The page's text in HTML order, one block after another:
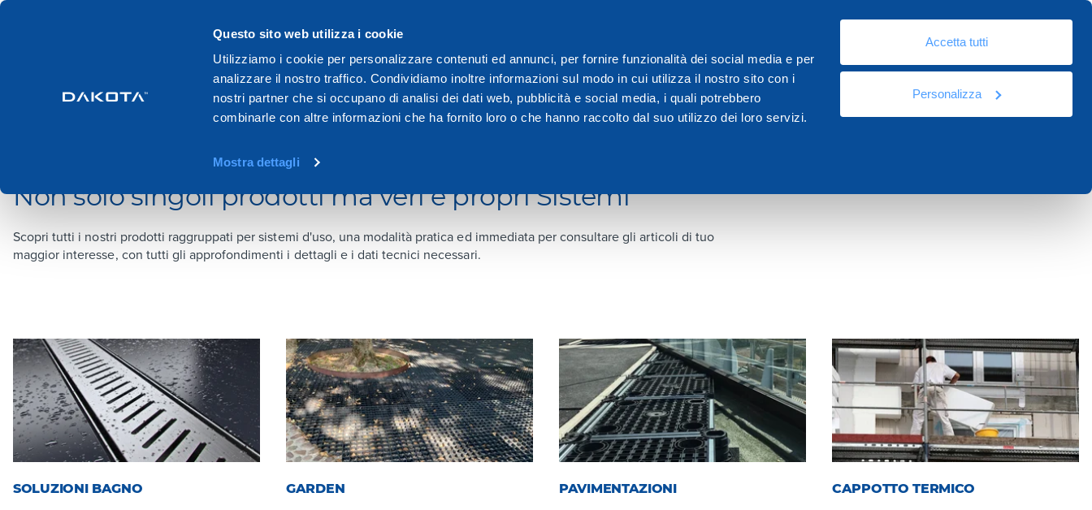
Questo sito web utilizza i cookie
Utilizziamo i cookie per personalizzare contenuti ed annunci, per fornire funzionalità dei social media e per
analizzare il nostro traffico. Condividiamo inoltre informazioni sul modo in cui utilizza il nostro sito con i
nostri partner che si occupano di analisi dei dati web, pubblicità e social media, i quali potrebbero
combinarle con altre informazioni che ha fornito loro o che hanno raccolto dal suo utilizzo dei loro servizi.
Mostra dettagli
Accetta tutti
Personalizza
Prodotti Sistemi Cataloghi Contatti Academy
Sistemi
Non solo singoli prodotti ma veri e propri Sistemi
Scopri tutti i nostri prodotti raggruppati per sistemi d'uso, una modalità pratica ed immediata per consultare gli articoli di tuo
maggior interesse, con tutti gli approfondimenti i dettagli e i dati tecnici necessari.
SOLUZIONI BAGNO GARDEN PAVIMENTAZIONI CAPPOTTO TERMICO